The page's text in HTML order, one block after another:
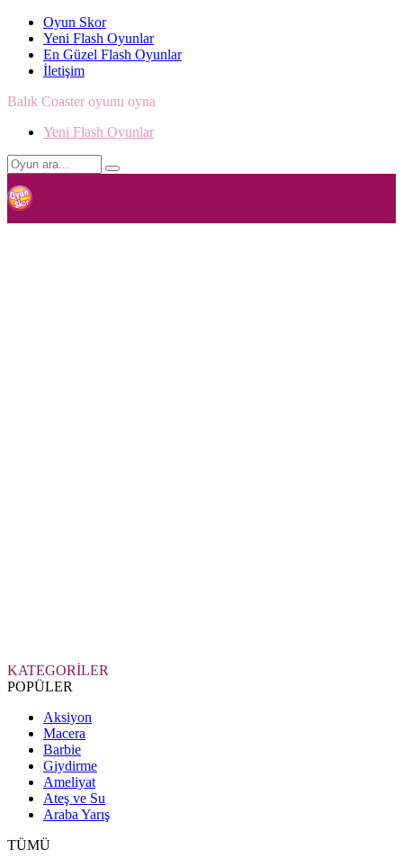
Oyun Skor
Yeni Flash Oyunlar
En Güzel Flash Oyunlar
İletişim
Balık Coaster oyunu oyna
Yeni Flash Oyunlar
KATEGORİLER
POPÜLER
Aksiyon
Macera
Barbie
Giydirme
Ameliyat
Ateş ve Su
Araba Yarış
TÜMÜ